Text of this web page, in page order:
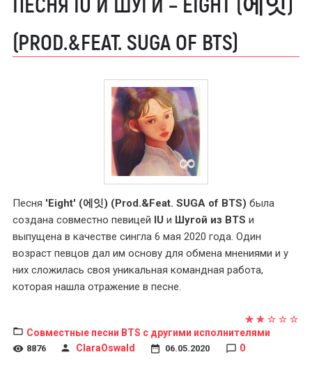
(PROD.&FEAT. SUGA OF BTS)
Песня 'Eight' (에잇) (Prod.&Feat. SUGA of BTS) была
создана совместно певицей IU и Шугой из BTS и
выпущена в качестве сингла 6 мая 2020 года. Один
возраст певцов дал им основу для обмена мнениями и у
них сложилась своя уникальная командная работа,
которая нашла отражение в песне.
Совместные песни BTS с другими исполнителями
8876 ClaraOswald 06.05.2020 0